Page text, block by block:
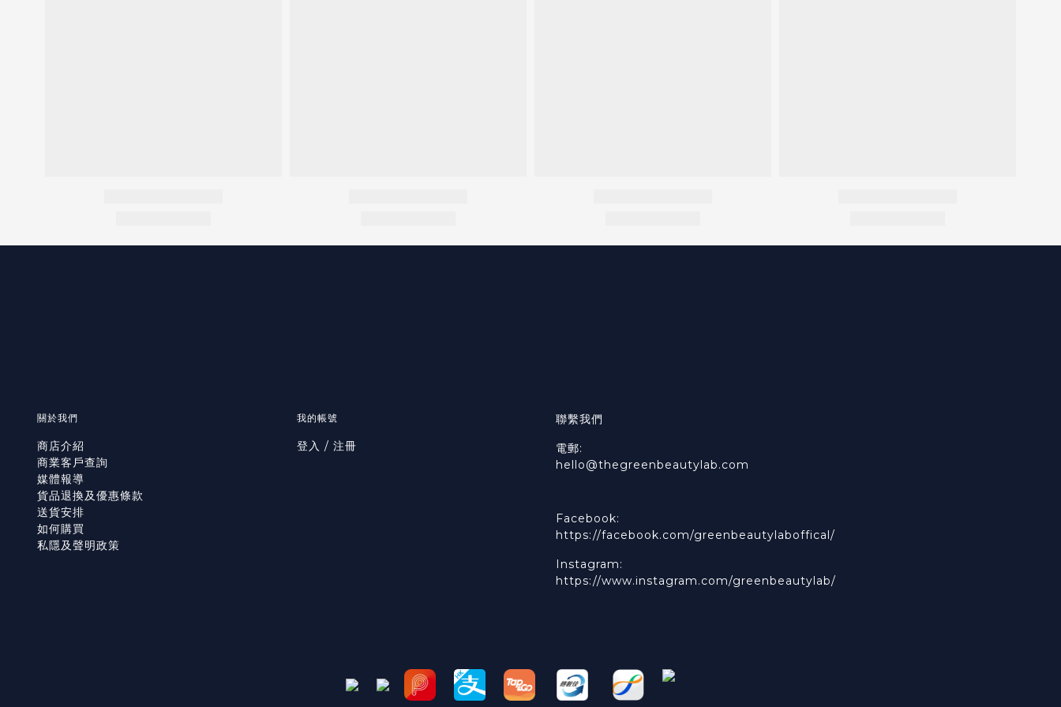
關於我們
商店介紹
商業客戶查詢
媒體報導
貨品退換及優惠條款
送貨安排
如何購買
私隱及聲明政策
我的帳號
登入 / 注冊
聯繫我們
電郵:
hello@thegreenbeautylab.com
Facebook:
https://facebook.com/greenbeautylaboffical/
Instagram:
https://www.instagram.com/greenbeautylab/